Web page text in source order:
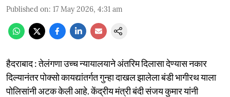
Published on: 17 May 2026, 4:31 am
हैदराबाद : तेलंगणा उच्च न्यायालयाने अंतरिम दिलासा देण्यास नकार
दिल्यानंतर पोक्सो कायद्यांतर्गत गुन्हा दाखल झालेला बंडी भागीरथ याला
पोलिसांनी अटक केली आहे. केंद्रीय मंत्री बंदी संजय कुमार यांनी